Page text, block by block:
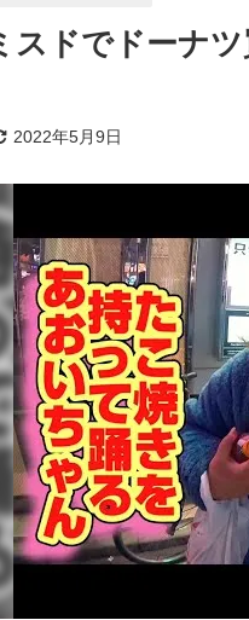
スドでドーナ
2022年5月9日